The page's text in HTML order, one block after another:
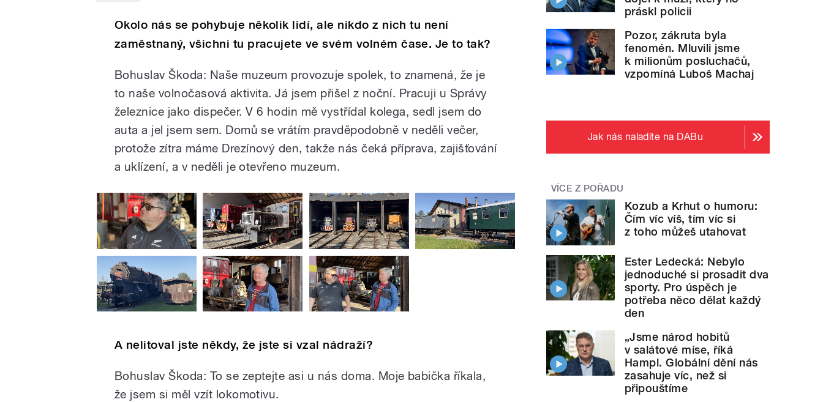
Okolo nás se pohybuje několik lidí, ale nikdo z nich tu není
zaměstnaný, všichni tu pracujete ve svém volném čase. Je to tak?
Bohuslav Škoda: Naše muzeum provozuje spolek, to znamená, že je
to naše volnočasová aktivita. Já jsem přišel z noční. Pracuji u Správy
železnice jako dispečer. V 6 hodin mě vystřídal kolega, sedl jsem do
auta a jel jsem sem. Domů se vrátím pravděpodobně v neděli večer,
protože zítra máme Drezínový den, takže nás čeká příprava, zajišťování
a uklízení, a v neděli je otevřeno muzeum.
A nelitoval jste někdy, že jste si vzal nádraží?
Bohuslav Škoda: To se zeptejte asi u nás doma. Moje babička říkala,
že jsem si měl vzít lokomotivu.
práskl policii
Pozor, zákruta byla
fenomén. Mluvili jsme
k milionům posluchačů,
vzpomíná Luboš Machaj
Jak nás naladíte na DABu
VÍCE Z POŘADU
Kozub a Krhut o humoru:
Čím víc víš, tím víc si
z toho můžeš utahovat
Ester Ledecká: Nebylo
jednoduché si prosadit dva
sporty. Pro úspěch je
potřeba něco dělat každý
den
„Jsme národ hobitů
v salátové míse, říká
Hampl. Globální dění nás
zasahuje víc, než si
připouštíme